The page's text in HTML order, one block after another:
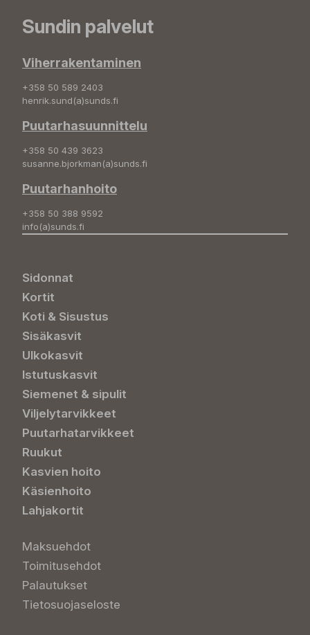
Sundin palvelut
Viherrakentaminen
+358 50 589 2403
henrik.sund(a)sunds.fi
Puutarhasuunnittelu
+358 50 439 3623
susanne.bjorkman(a)sunds.fi
Puutarhanhoito
+358 50 388 9592
info(a)sunds.fi
Sidonnat
Kortit
Koti & Sisustus
Sisäkasvit
Ulkokasvit
Istutuskasvit
Siemenet & sipulit
Viljelytarvikkeet
Puutarhatarvikkeet
Ruukut
Kasvien hoito
Käsienhoito
Lahjakortit
Maksuehdot
Toimitusehdot
Palautukset
Tietosuojaseloste